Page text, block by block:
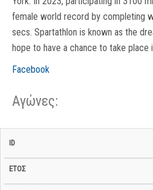
female world record by completing
secs. Spartathlon is known as the
hope to have a chance to take place
Facebook
Αγώνες:
Αγώνα